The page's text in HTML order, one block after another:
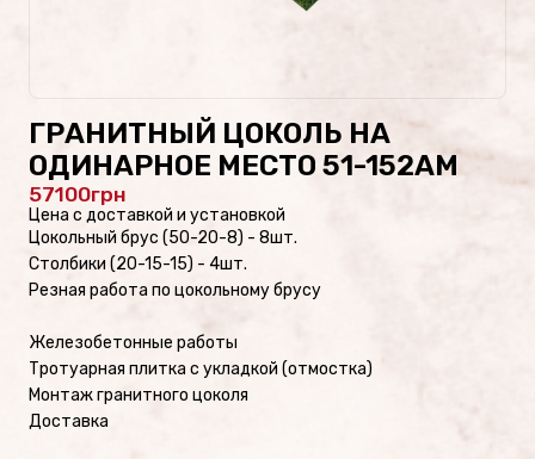
Скульптуры из стекла/
Памятники из стекла
ФОТОКАТАЛОГ
Памятники военным
Памятники №2
ГРАНИТНЫЙ ЦОКОЛЬ НА
ОДИНАРНОЕ МЕСТО 51-152AM
57100
Цена с доставкой и установкой
Цокольный брус (50-20-8) - 8шт.
Столбики (20-15-15) - 4шт.
Резная работа по цокольному брусу
Железобетонные работы
Тротуарная плитка с укладкой (отмостка)
Монтаж гранитного цоколя
Доставка